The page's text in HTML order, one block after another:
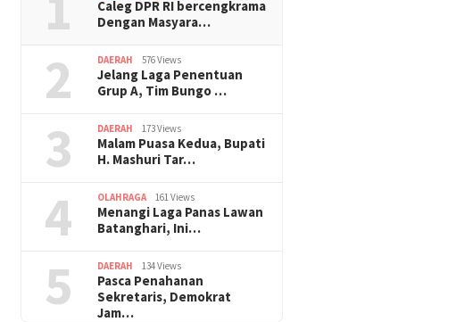
Caleg DPR RI bercengkrama
Dengan Masyara…
2 DAERAH 576 Views
Jelang Laga Penentuan
Grup A, Tim Bungo …
3 DAERAH 173 Views
Malam Puasa Kedua, Bupati
H. Mashuri Tar…
4 OLAHRAGA 161 Views
Menangi Laga Panas Lawan
Batanghari, Ini…
5 DAERAH 134 Views
Pasca Penahanan
Sekretaris, Demokrat
Jam…